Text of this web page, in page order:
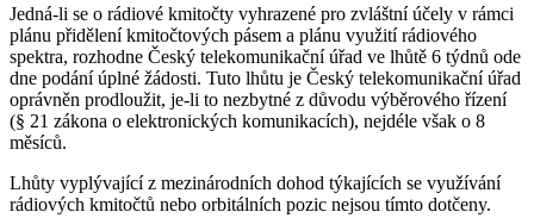
Jedná-li se o rádiové kmitočty vyhrazené pro zvláštní účely v rámci
plánu přidělení kmitočtových pásem a plánu využití rádiového
spektra, rozhodne Český telekomunikační úřad ve lhůtě 6 týdnů ode
dne podání úplné žádosti. Tuto lhůtu je Český telekomunikační úřad
oprávněn prodloužit, je-li to nezbytné z důvodu výběrového řízení
(§ 21 zákona o elektronických komunikacích), nejdéle však o 8
měsíců.
Lhůty vyplývající z mezinárodních dohod týkajících se využívání
rádiových kmitočtů nebo orbitálních pozic nejsou tímto dotčeny.